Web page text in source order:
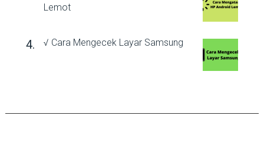
Lemot
√ Cara Mengecek Layar Samsung